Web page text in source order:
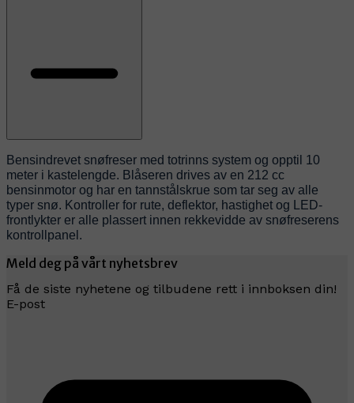
Bensindrevet snøfreser med totrinns system og opptil 10
meter i kastelengde. Blåseren drives av en 212 cc
bensinmotor og har en tannstålskrue som tar seg av alle
typer snø. Kontroller for rute, deflektor, hastighet og LED-
frontlykter er alle plassert innen rekkevidde av snøfreserens
kontrollpanel.
Meld deg på vårt nyhetsbrev
Få de siste nyhetene og tilbudene rett i innboksen din!
E-post